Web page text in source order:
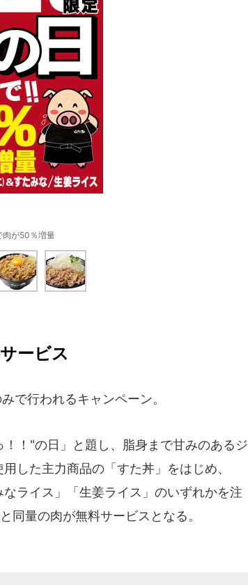
肉が50％増量
ービス
で行われるキャンペーン。
！"の日」と題し、脂身まで甘みのあるジ
した主力商品の「すた丼」をはじめ、
ライス」「生姜ライス」のいずれかを注
同量の肉が無料サービスとなる。